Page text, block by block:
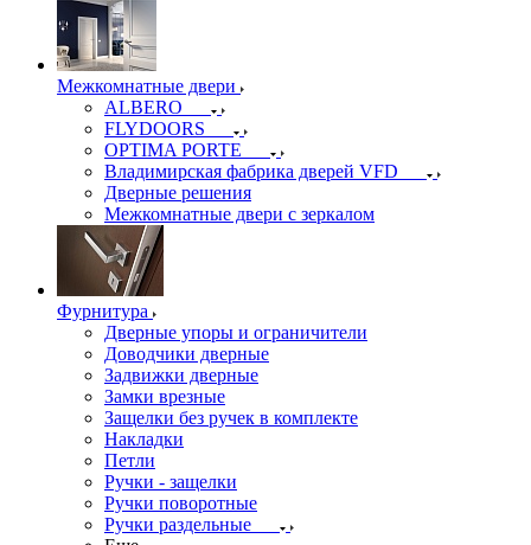
Межкомнатные двери
ALBERO
FLYDOORS
OPTIMA PORTE
Владимирская фабрика дверей VFD
Дверные решения
Межкомнатные двери c зеркалом
Фурнитура
Дверные упоры и ограничители
Доводчики дверные
Задвижки дверные
Замки врезные
Защелки без ручек в комплекте
Накладки
Петли
Ручки - защелки
Ручки поворотные
Ручки раздельные